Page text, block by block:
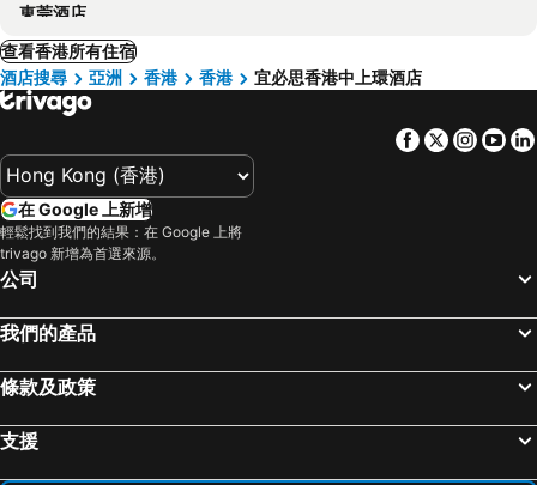
東莞酒店
查看香港所有住宿
酒店搜尋
亞洲 香港 香港 宜必思香港中上環酒店
Facebook
Twitter
在 Google 上新增
輕鬆找到我們的結果：在 Google 上將
trivago 新增為首選來源。
公司
我們的產品
條款及政策
支援